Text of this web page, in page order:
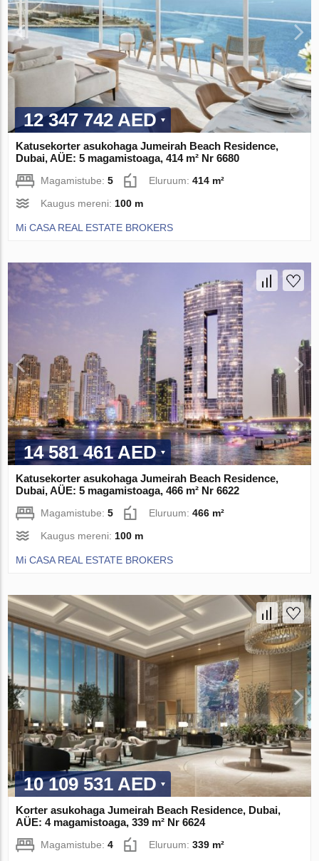
12 347 742 AED
Katusekorter asukohaga Jumeirah Beach Residence,
Dubai, AÜE: 5 magamistoaga, 414 m² Nr 6680
Magamistube:5 Eluruum:414 m²
Kaugus mereni: 100 m
Mi CASA REAL ESTATE BROKERS
14 581 461 AED
Katusekorter asukohaga Jumeirah Beach Residence,
Dubai, AÜE: 5 magamistoaga, 466 m² Nr 6622
Magamistube:5 Eluruum:466 m²
Kaugus mereni: 100 m
Mi CASA REAL ESTATE BROKERS
10 109 531 AED
Korter asukohaga Jumeirah Beach Residence, Dubai,
AÜE: 4 magamistoaga, 339 m² Nr 6624
Magamistube:4 Eluruum:339 m²